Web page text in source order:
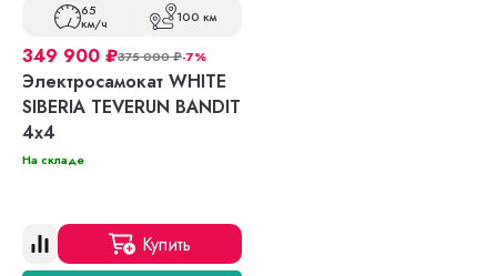
65
км/ч 100 км
349 900 ₽375 000₽-7%
Электросамокат WHITE
SIBERIA TEVERUN BANDIT
4x4
На складе
Купить